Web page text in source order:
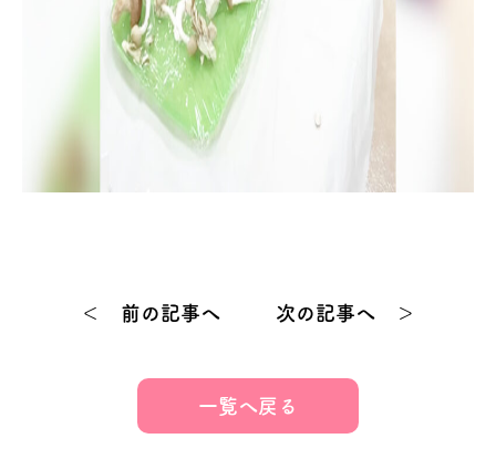
＜ 前の記事へ 次の記事へ ＞
一覧へ戻る